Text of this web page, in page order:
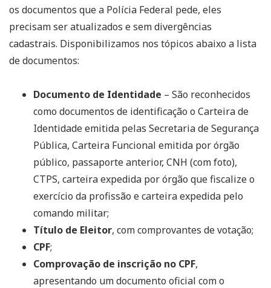
os documentos que a Polícia Federal pede, eles
precisam ser atualizados e sem divergências
cadastrais. Disponibilizamos nos tópicos abaixo a lista
de documentos:
Documento de Identidade – São reconhecidos
como documentos de identificação o Carteira de
Identidade emitida pelas Secretaria de Segurança
Pública, Carteira Funcional emitida por órgão
público, passaporte anterior, CNH (com foto),
CTPS, carteira expedida por órgão que fiscalize o
exercício da profissão e carteira expedida pelo
comando militar;
Título de Eleitor, com comprovantes de votação;
CPF;
Comprovação de inscrição no CPF,
apresentando um documento oficial com o